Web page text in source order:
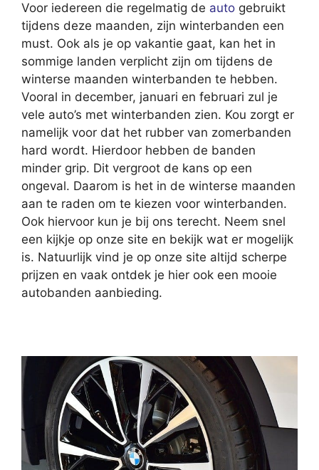
Voor iedereen die regelmatig de auto gebruikt
tijdens deze maanden, zijn winterbanden een
must. Ook als je op vakantie gaat, kan het in
sommige landen verplicht zijn om tijdens de
winterse maanden winterbanden te hebben.
Vooral in december, januari en februari zul je
vele auto’s met winterbanden zien. Kou zorgt er
namelijk voor dat het rubber van zomerbanden
hard wordt. Hierdoor hebben de banden
minder grip. Dit vergroot de kans op een
ongeval. Daarom is het in de winterse maanden
aan te raden om te kiezen voor winterbanden.
Ook hiervoor kun je bij ons terecht. Neem snel
een kijkje op onze site en bekijk wat er mogelijk
is. Natuurlijk vind je op onze site altijd scherpe
prijzen en vaak ontdek je hier ook een mooie
autobanden aanbieding.